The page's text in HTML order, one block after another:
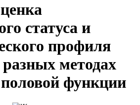
статуса и
профиля
методах
функции